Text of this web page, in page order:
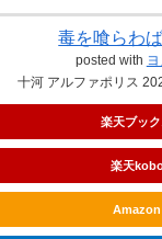
毒を喰らわ
posted with
十河 アルファポリス
楽天ブック
楽天
Amazon